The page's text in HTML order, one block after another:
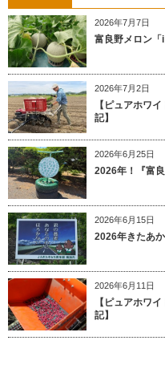
2026年7月7日
富良野メロン「i
2026年7月2日
【ピュアホワ
記】
2026年6月25日
2026年！『富
2026年6月15日
2026年きたあ
2026年6月11日
【ピュアホワ
記】